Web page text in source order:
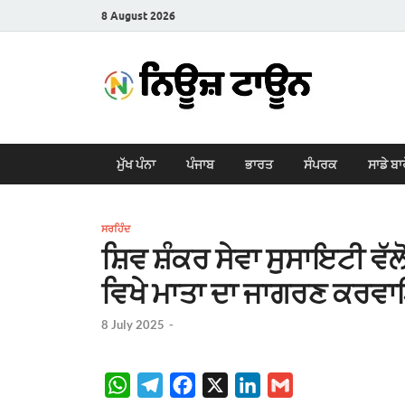
8 August 2026
ਮੁੱਖ ਪੰਨਾ ਪੰਜਾਬ ਭਾਰਤ ਸੰਪਰਕ ਸਾਡੇ
ਸਰਹਿੰਦ
ਸ਼ਿਵ ਸ਼ੰਕਰ ਸੇਵਾ ਸੁਸਾਇਟੀ
ਵਿਖੇ ਮਾਤਾ ਦਾ ਜਾਗਰਣ
8 July 2025 -
W